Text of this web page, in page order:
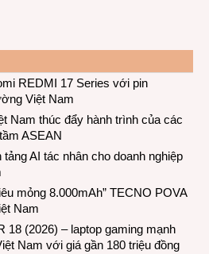
REDMI 17 Series với pin
Việt Nam
Nam thúc đẩy hành trình của các
ASEAN
AI tác nhân cho doanh nghiệp
mỏng 8.000mAh” TECNO POVA
Nam
18 (2026) – laptop gaming mạnh
Nam với giá gần 180 triệu đồng